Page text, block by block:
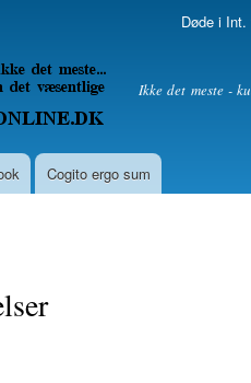
content
Døde i
Ikke det meste -
Cogito ergo sum